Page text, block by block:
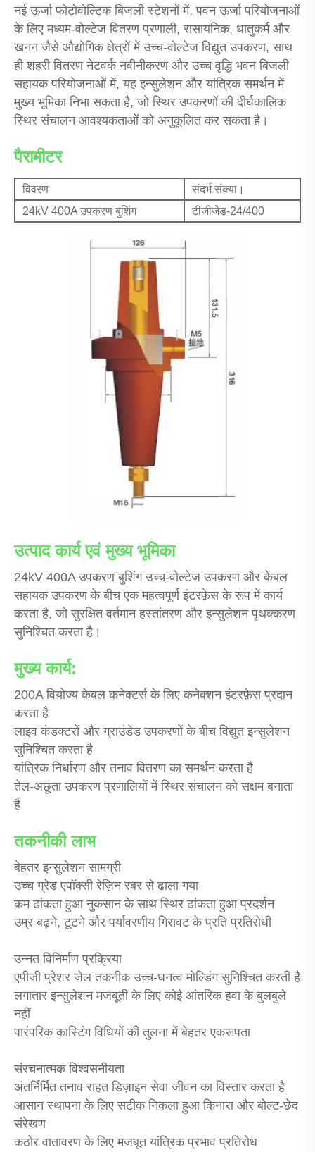
नई ऊर्जा फोटोवोल्टिक बिजली स्टेशनों में, पवन ऊर्जा परियोजनाओं
के लिए मध्यम-वोल्टेज वितरण प्रणाली, रासायनिक, धातुकर्म और
खनन जैसे औद्योगिक क्षेत्रों में उच्च-वोल्टेज विद्युत उपकरण, साथ
ही शहरी वितरण नेटवर्क नवीनीकरण और उच्च वृद्धि भवन बिजली
सहायक परियोजनाओं में, यह इन्सुलेशन और यांत्रिक समर्थन में
मुख्य भूमिका निभा सकता है, जो स्थिर उपकरणों की दीर्घकालिक
स्थिर संचालन आवश्यकताओं को अनुकूलित कर सकता है।
पैरामीटर
विवरण
संदर्भ संक्या।
24kV 400A उपकरण बुशिंग
टीजीजेड-24/400
उत्पाद कार्य एवं मुख्य भूमिका
24kV 400A उपकरण बुशिंग उच्च-वोल्टेज उपकरण और केबल
सहायक उपकरण के बीच एक महत्वपूर्ण इंटरफ़ेस के रूप में कार्य
करता है, जो सुरक्षित वर्तमान हस्तांतरण और इन्सुलेशन पृथक्करण
सुनिश्चित करता है।
मुख्य कार्य:
200A वियोज्य केबल कनेक्टर्स के लिए कनेक्शन इंटरफ़ेस प्रदान
करता है
लाइव कंडक्टरों और ग्राउंडेड उपकरणों के बीच विद्युत इन्सुलेशन
सुनिश्चित करता है
यांत्रिक निर्धारण और तनाव वितरण का समर्थन करता है
तेल-अछूता उपकरण प्रणालियों में स्थिर संचालन को सक्षम बनाता
है
तकनीकी लाभ
बेहतर इन्सुलेशन सामग्री
उच्च ग्रेड एपॉक्सी रेज़िन रबर से ढाला गया
कम ढांकता हुआ नुकसान के साथ स्थिर ढांकता हुआ प्रदर्शन
उम्र बढ़ने, टूटने और पर्यावरणीय गिरावट के प्रति प्रतिरोधी
उन्नत विनिर्माण प्रक्रिया
एपीजी प्रेशर जेल तकनीक उच्च-घनत्व मोल्डिंग सुनिश्चित करती है
लगातार इन्सुलेशन मजबूती के लिए कोई आंतरिक हवा के बुलबुले
नहीं
पारंपरिक कास्टिंग विधियों की तुलना में बेहतर एकरूपता
संरचनात्मक विश्वसनीयता
अंतर्निर्मित तनाव राहत डिज़ाइन सेवा जीवन का विस्तार करता है
आसान स्थापना के लिए सटीक निकला हुआ किनारा और बोल्ट-छेद
संरेखण
कठोर वातावरण के लिए मजबूत यांत्रिक प्रभाव प्रतिरोध